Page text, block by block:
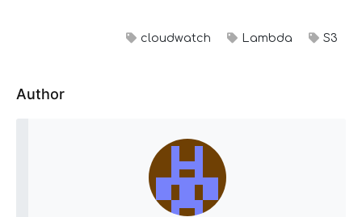
cloudwatch Lambda S3
Author